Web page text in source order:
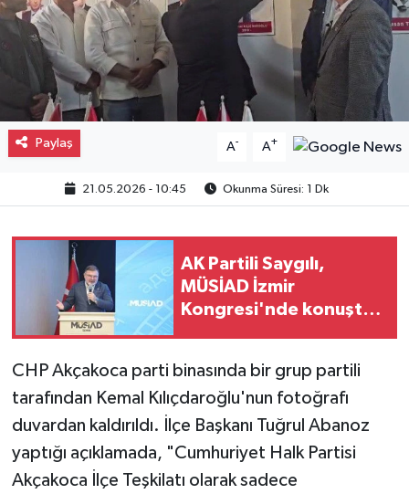
Paylaş A- A+
21.05.2026 - 10:45 Okunma Süresi: 1 Dk
AK Partili Saygılı,
MÜSİAD İzmir
Kongresi'nde konuştu:
yatırımla ulaşacağız'
CHP Akçakoca parti binasında bir grup partili
tarafından Kemal Kılıçdaroğlu'nun fotoğrafı
duvardan kaldırıldı. İlçe Başkanı Tuğrul Abanoz
yaptığı açıklamada, "Cumhuriyet Halk Partisi
Akçakoca İlçe Teşkilatı olarak sadece